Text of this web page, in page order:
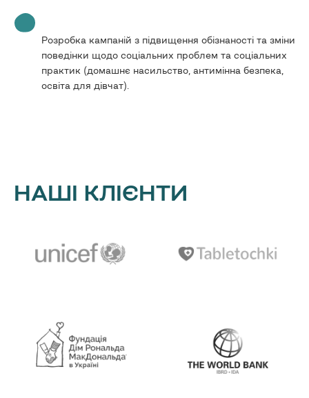
Розробка кампаній з підвищення обізнаності та зміни
поведінки щодо соціальних проблем та соціальних
практик (домашнє насильство, антимінна безпека,
освіта для дівчат).
НАШІ КЛІЄНТИ